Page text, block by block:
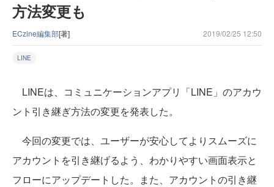
方法変更も
ECzine編集部[著] 2019/02/25 12:50
LINE
LINEは、コミュニケーションアプリ「LINE」のアカウ
ント引き継ぎ方法の変更を発表した。
今回の変更では、ユーザーが安心してよりスムーズに
アカウントを引き継げるよう、わかりやすい画面表示と
フローにアップデートした。また、アカウントの引き継